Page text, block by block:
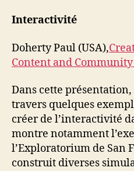
Interactivité
Doherty Paul (USA),
Content and
Dans cette
travers quelques
créer de l’interactivité
montre notamment
l’Exploratorium de San
construit diverses